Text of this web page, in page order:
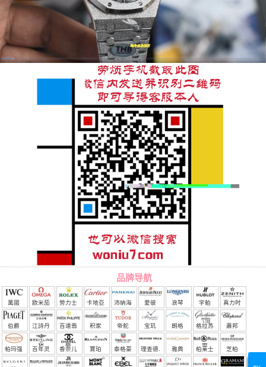
品牌导航
萬國 欧米茄 勞力士 卡地亞 沛納海 愛彼 浪琴 宇舶
（恒
宝）
真力时
伯爵 江詩丹
頓
百達翡
麗
积家 帝舵 宝玑 朗格 格拉苏
蒂
蕭邦
帕玛强 百年灵 香奈儿 寶珀 泰格豪 理查德. 雅典 柏莱士 芝柏